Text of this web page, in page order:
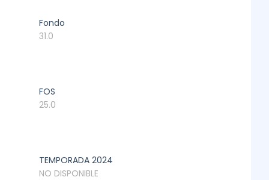
Fondo
31.0
FOS
25.0
TEMPORADA 2024
NO DISPONIBLE